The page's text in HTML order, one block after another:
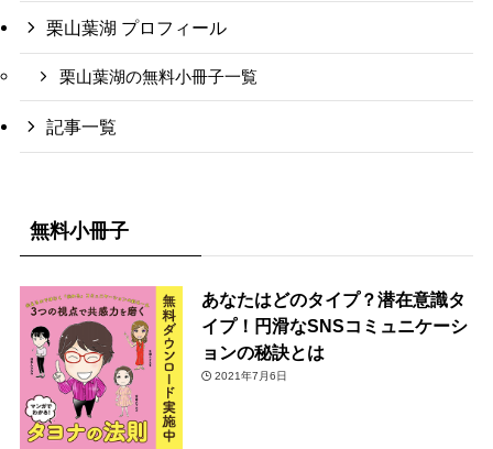
栗山葉湖 プロフィール
栗山葉湖の無料小冊子一覧
記事一覧
無料小冊子
あなたはどのタイプ？潜在意識タ
イプ！円滑なSNSコミュニケーシ
ョンの秘訣とは
2021年7月6日